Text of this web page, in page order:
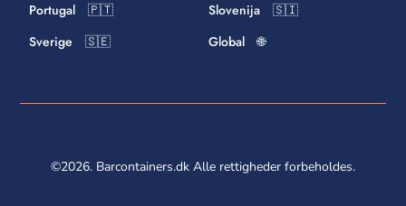
Portugal 🇵🇹
Slovenija 🇸🇮
Sverige 🇸🇪
Global 🌐
©2026. Barcontainers.dk Alle rettigheder forbeholdes.